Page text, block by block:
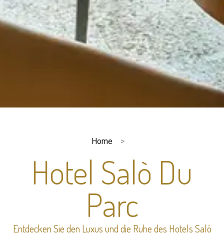
Home
Hotel Salò Du
Parc
Entdecken Sie den Luxus und die Ruhe des Hotels Salò